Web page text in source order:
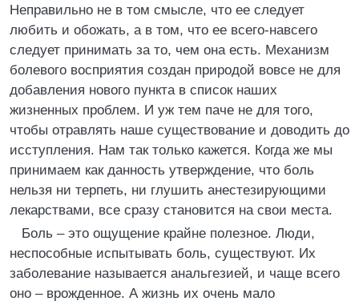
Неправильно не в том смысле, что ее следует
любить и обожать, а в том, что ее всего-навсего
следует принимать за то, чем она есть. Механизм
болевого восприятия создан природой вовсе не для
добавления нового пункта в список наших
жизненных проблем. И уж тем паче не для того,
чтобы отравлять наше существование и доводить до
исступления. Нам так только кажется. Когда же мы
принимаем как данность утверждение, что боль
нельзя ни терпеть, ни глушить анестезирующими
лекарствами, все сразу становится на свои места.
Боль – это ощущение крайне полезное. Люди,
неспособные испытывать боль, существуют. Их
заболевание называется анальгезией, и чаще всего
оно – врожденное. А жизнь их очень мало